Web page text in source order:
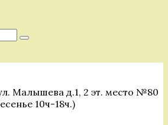
Поиск
Малышева д.1, 2 эт. место №80
10ч-18ч.)